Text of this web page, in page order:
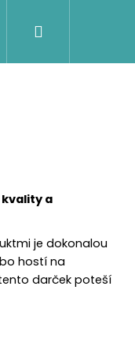
Darčeky podľa
a
je dokonalou
hostí na
darček poteší